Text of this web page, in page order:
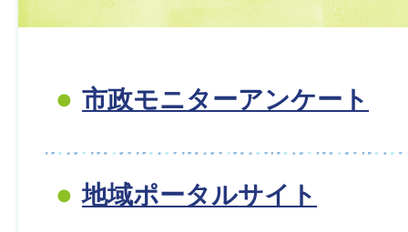
市政モニターアンケート
地域ポータルサイト